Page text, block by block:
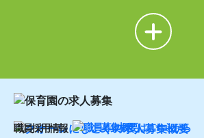
職員採用情報